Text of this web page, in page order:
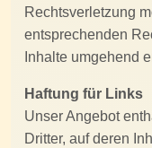
Rechtsverletzung
entsprechenden
Inhalte umgehend
Haftung für Links
Unser Angebot
Dritter, auf deren